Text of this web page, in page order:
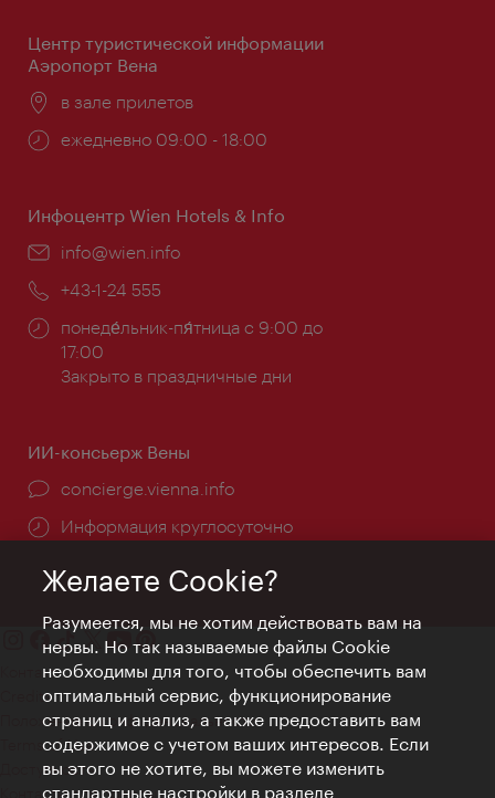
Центр туристической информации
Аэропорт Вена
Расположение:
в зале прилетов
Часы
ежедневно 09:00 - 18:00
Инфоцентр Wien Hotels & Info
Эл.
info@wien.info
Телефон:
+43-1-24 555
Часы
работы:
понеде́льник-пя́тница с 9:00 до
17:00
Закрыто в праздничные дни
ИИ-консьерж Вены
concierge.vienna.info
Информация круглосуточно
Контакт
Credits
Положение о конфиденциальности
Terms of Use
Доступность
Контакты для прессы
Желаете Cookie?
Разумеется, мы не хотим действовать вам на
нервы. Но так называемые файлы Cookie
необходимы для того, чтобы обеспечить вам
оптимальный сервис, функционирование
страниц и анализ, а также предоставить вам
содержимое с учетом ваших интересов. Если
вы этого не хотите, вы можете изменить
стандартные настройки в разделе